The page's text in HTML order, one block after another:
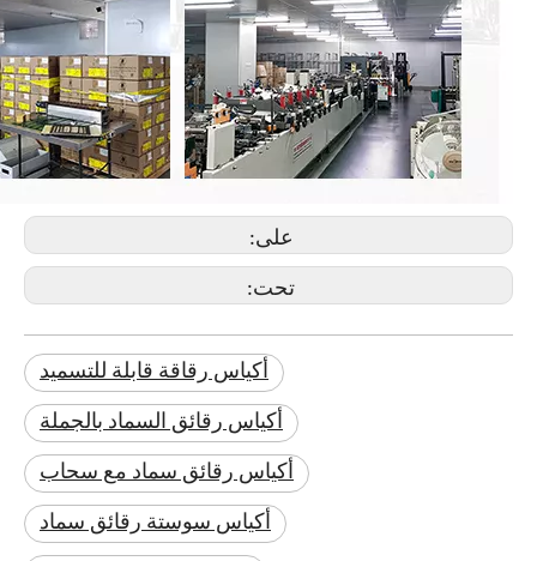
على:
تحت:
أكياس رقاقة قابلة للتسميد
أكياس رقائق السماد بالجملة
أكياس رقائق سماد مع سحاب
أكياس سوستة رقائق سماد